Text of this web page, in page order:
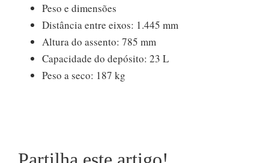
Peso e dimensões
Distância entre eixos: 1.445 mm
Altura do assento: 785 mm
Capacidade do depósito: 23 L
Peso a seco: 187 kg